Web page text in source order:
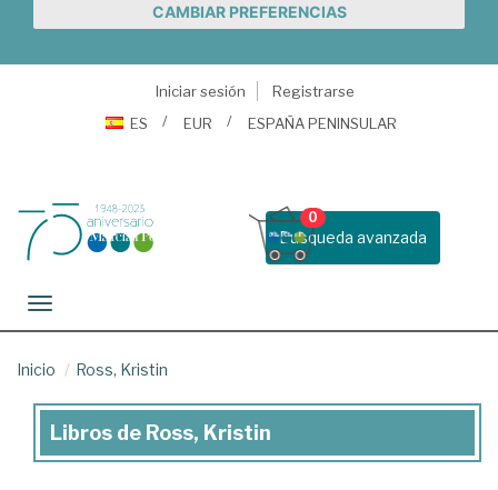
CAMBIAR PREFERENCIAS
Iniciar sesión
Registrarse
ES
EUR ESPAÑA PENINSULAR
Busqueda avanzada
0
Toggle navigation
Inicio Ross, Kristin
Libros
Libros de Ross, Kristin